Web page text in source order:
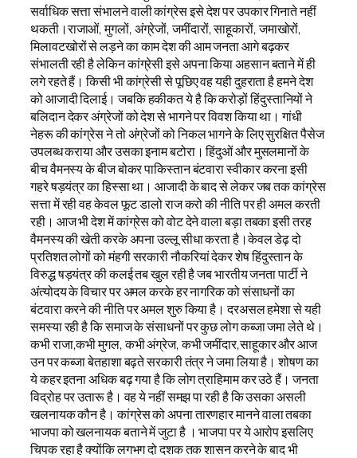
सर्वाधिक सत्ता संभालने वाली कांग्रेस इसे देश पर उपकार गिनाते नहीं
थकती।राजाओं, मुगलों, अंग्रेजों, जमींदारों, साहूकारों, जमाखोरों,
मिलावटखोरों से लड़ने का काम देश की आम जनता आगे बढ़कर
संभालती रही है लेकिन कांग्रेसी इसे अपना किया अहसान बताने में ही
लगे रहते हैं। किसी भी कांग्रेसी से पूछिए वह यही दुहराता है हमने देश
को आजादी दिलाई। जबकि हकीकत ये है कि करोड़ों हिंदुस्तानियों ने
बलिदान देकर अंग्रेजों को देश से भागने पर विवश किया था। गांधी
नेहरू की कांग्रेस ने तो अंग्रेजों को निकल भागने के लिए सुरक्षित पैसेज
उपलब्ध कराया और उसका इनाम बटोरा। हिंदुओं और मुसलमानों के
बीच वैमनस्य के बीज बोकर पाकिस्तान बंटवारा स्वीकार करना इसी
गहरे षड़यंत्र का हिस्सा था। आजादी के बाद से लेकर जब तक कांग्रेस
सत्ता में रही वह केवल फूट डालो राज करो की नीति पर ही अमल करती
रही। आज भी देश में कांग्रेस को वोट देने वाला बड़ा तबका इसी तरह
वैमनस्य की खेती करके अपना उल्लू सीधा करता है।केवल डेढ़ दो
प्रतिशत लोगों को मंहगी सरकारी नौकरियां देकर शेष हिंदुस्तान के
विरुद्ध षड़यंत्र की कलई तब खुल रही है जब भारतीय जनता पार्टी ने
अंत्योदय के विचार पर अमल करके हर नागरिक को संसाधनों का
बंटवारा करने की नीति पर अमल शुरु किया है। दरअसल हमेशा से यही
समस्या रही है कि समाज के संसाधनों पर कुछ लोग कब्जा जमा लेते थे।
कभी राजा,कभी मुगल, कभी अंग्रेज, कभी जमींदार,साहूकार और आज
उन पर कब्जा बेतहाशा बढ़ते सरकारी तंत्र ने जमा लिया है। शोषण का
ये कहर इतना अधिक बढ़ गया है कि लोग त्राहिमाम कर उठे हैं। जनता
विद्रोह पर उतारू है। वह ये नहीं समझ पा रही है कि उसका असली
खलनायक कौन है। कांग्रेस को अपना तारणहार मानने वाला तबका
भाजपा को खलनायक बताने में जुटा है । भाजपा पर ये आरोप इसलिए
चिपक रहा है क्योंकि लगभग दो दशक तक शासन करने के बाद भी